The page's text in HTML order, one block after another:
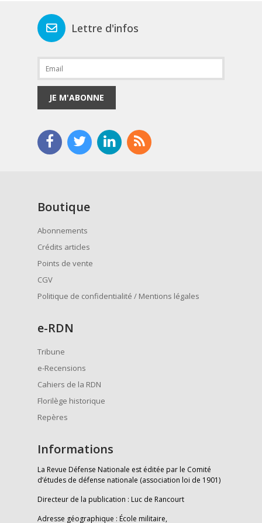
Lettre d'infos
JE M'ABONNE
Boutique
Abonnements
Crédits articles
Points de vente
CGV
Politique de confidentialité / Mentions légales
e-RDN
Tribune
e-Recensions
Cahiers de la RDN
Florilège historique
Repères
Informations
La Revue Défense Nationale est éditée par le Comité
d’études de défense nationale (association loi de 1901)
Directeur de la publication : Luc de Rancourt
Adresse géographique : École militaire,